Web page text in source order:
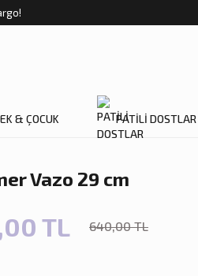
& ÇOCUK PATİLİ DOSTLAR
Vazo 29 cm
TL 640,00 TL